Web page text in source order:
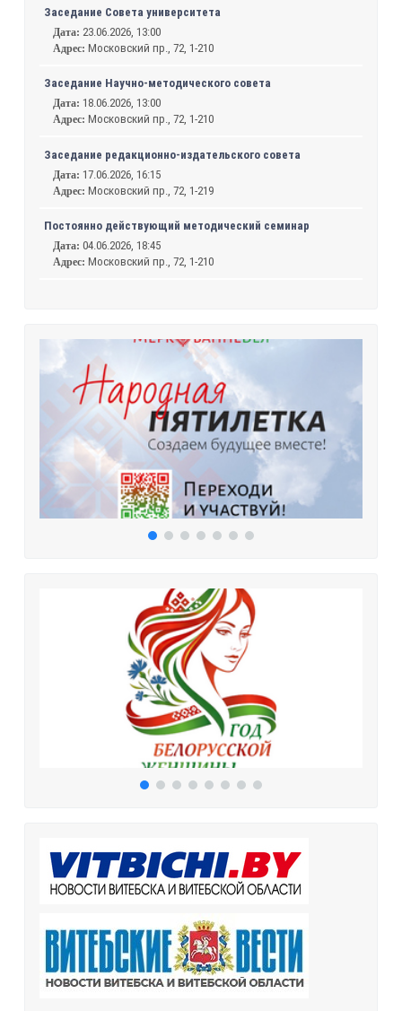
Заседание Совета университета
Дата: 23.06.2026, 13:00
Адрес: Московский пр., 72, 1-210
Заседание Научно-методического совета
Дата: 18.06.2026, 13:00
Адрес: Московский пр., 72, 1-210
Заседание редакционно-издательского совета
Дата: 17.06.2026, 16:15
Адрес: Московский пр., 72, 1-219
Постоянно действующий методический семинар
Дата:04.06.2026, 18:45
Адрес: Московский пр., 72, 1-210